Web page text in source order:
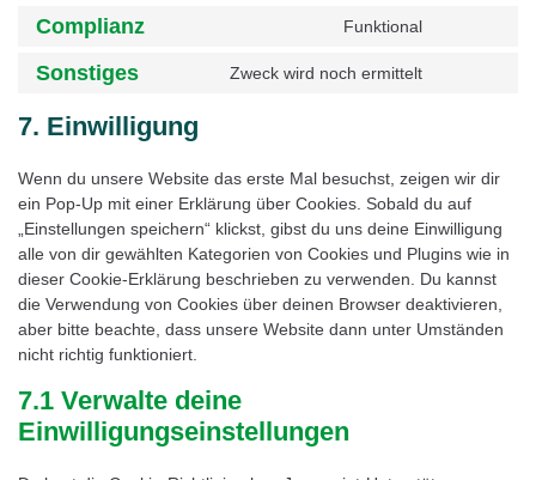
Complianz Funktional
Sonstiges Zweck wird noch ermittelt
7. Einwilligung
Wenn du unsere Website das erste Mal besuchst, zeigen wir dir
ein Pop-Up mit einer Erklärung über Cookies. Sobald du auf
„Einstellungen speichern“ klickst, gibst du uns deine Einwilligung
alle von dir gewählten Kategorien von Cookies und Plugins wie in
dieser Cookie-Erklärung beschrieben zu verwenden. Du kannst
die Verwendung von Cookies über deinen Browser deaktivieren,
aber bitte beachte, dass unsere Website dann unter Umständen
nicht richtig funktioniert.
7.1 Verwalte deine
Einwilligungseinstellungen